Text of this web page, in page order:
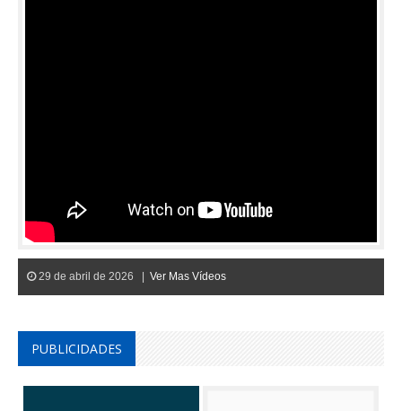
29 de abril de 2026 | Ver Mas Vídeos
PUBLICIDADES